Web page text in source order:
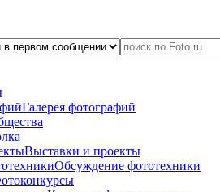
Галерея фотографий
Выставки и проекты
Обсуждение фототехники